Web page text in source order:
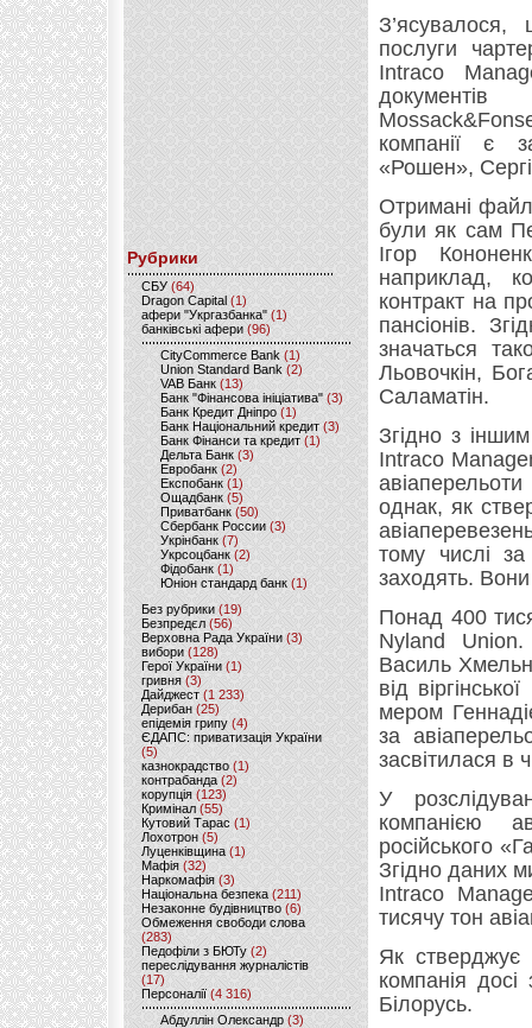
Рубрики
CБУ (64)
Dragon Capital (1)
афери "Укргазбанка" (1)
банківські афери (96)
CityCommerce Bank (1)
Union Standard Bank (2)
VAB Банк (13)
Банк "Фінансова ініціатива" (3)
Банк Кредит Дніпро (1)
Банк Національний кредит (3)
Банк Фінанси та кредит (1)
Дельта Банк (3)
Евробанк(2)
Експобанк (1)
Ощадбанк(5)
Приватбанк (50)
Сбербанк России (3)
Укрінбанк(7)
Укрсоцбанк (2)
Фідобанк (1)
Юніон стандард банк(1)
Без рубрики (19)
Безпредєл(56)
Верховна Рада України (3)
вибори(128)
Герої України(1)
гривня (3)
Дайджест (1 233)
Дерибан (25)
епідемія грипу (4)
ЄДАПС: приватизація України
(5)
казнокрадство (1)
контрабанда (2)
корупція (123)
Кримінал (55)
Кутовий Тарас (1)
Лохотрон(5)
Луценківщина (1)
Мафія (32)
Наркомафія (3)
Національна безпека (211)
Незаконне будівництво(6)
Обмеження свободи слова
(283)
Педофіли з БЮТу (2)
переслідування журналістів
(17)
Персоналії (4 316)
Абдуллін Олександр (3)
З’ясувалося,
послуги
Intraco
компанії є
«Рошен»,
Отримані
були як сам
Ігор
наприклад,
контракт на
пансіонів.
значаться
Льовочкін,
Саламатін.
Згідно з
Intraco
однак, як
тому числі
заходять.
Понад 400
Nyland Union.
Василь
від
мером
за
засвітилася в
У
компанією
російського
Згідно даних
Intraco
тисячу тон
Як стверджує
компанія
Білорусь.